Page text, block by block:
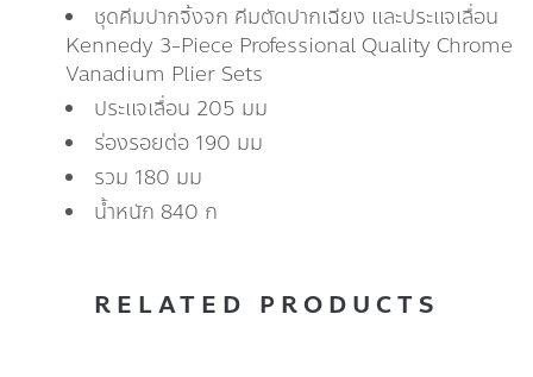
ชุดคีมปากจิ้งจก คีมตัดปากเฉียง และประแจเลื่อน
Kennedy 3-Piece Professional Quality Chrome
Vanadium Plier Sets
ประแจเลื่อน 205 มม
ร่องรอยต่อ 190 มม
รวม 180 มม
น้ำหนัก 840 ก
RELATED PRODUCTS